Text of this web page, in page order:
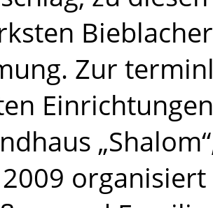
Zur
2009